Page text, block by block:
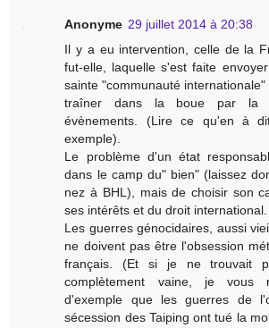
Anonyme 29 juillet 2014 à 20:38
Il y a eu intervention, celle de la
fut-elle, laquelle s'est faite
sainte "communauté
traîner dans la boue par la
évènements. (Lire ce qu'en à
exemple).
Le problème d'un état
dans le camp du" bien" (laissez
nez à BHL), mais de choisir son
ses intérêts et du droit international.
Les guerres génocidaires, aussi
ne doivent pas être l'obsession
français. (Et si je ne trouvait
complètement vaine, je vous
d'exemple que les guerres de
sécession des Taiping ont tué la